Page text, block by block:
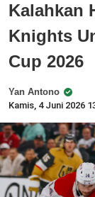
Kalahkan
Knights
Cup 2026
Yan Antono
Kamis, 4 Juni 2026